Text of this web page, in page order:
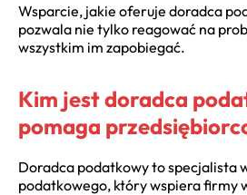
Wsparcie, jakie oferuje doradca
pozwala nie tylko reagować na
wszystkim im zapobiegać.
Kim jest doradca
pomaga
Doradca podatkowy to specjalista
podatkowego, który wspiera firmy